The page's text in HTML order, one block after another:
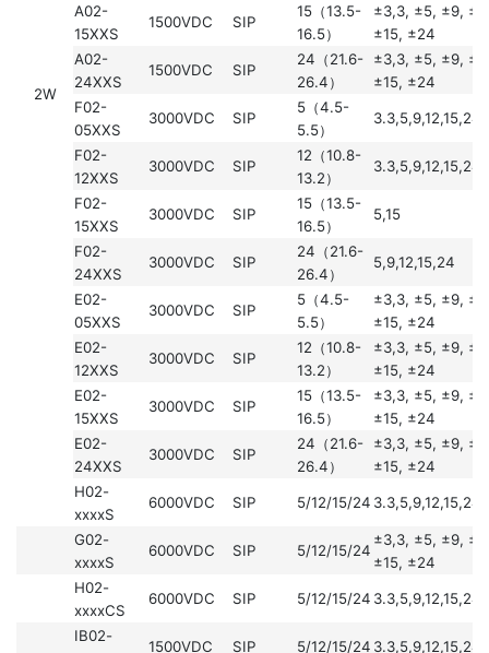
2W
A02-
15XXS
1500VDC SIP
15（13.5-
16.5）
±3,3, ±5, ±9,
±15, ±24
A02-
24XXS
1500VDC SIP
24（21.6-
26.4）
±3,3, ±5, ±9,
±15, ±24
F02-
05XXS
3000VDC SIP
5（4.5-
5.5）
3.3,5,9,12,15,24
F02-
12XXS
3000VDC SIP
12（10.8-
13.2）
3.3,5,9,12,15,24
F02-
15XXS
3000VDC SIP
15（13.5-
16.5）
5,15
F02-
24XXS
3000VDC SIP
24（21.6-
26.4）
5,9,12,15,24
E02-
05XXS
3000VDC SIP
5（4.5-
5.5）
±3,3, ±5, ±9,
±15, ±24
E02-
12XXS
3000VDC SIP
12（10.8-
13.2）
±3,3, ±5, ±9,
±15, ±24
E02-
15XXS
3000VDC SIP
15（13.5-
16.5）
±3,3, ±5, ±9,
±15, ±24
E02-
24XXS
3000VDC SIP
24（21.6-
26.4）
±3,3, ±5, ±9,
±15, ±24
H02-
xxxxS
6000VDC SIP 5/12/15/24 3.3,5,9,12,15,24
G02-
xxxxS
6000VDC SIP 5/12/15/24
±3,3, ±5, ±9,
±15, ±24
H02-
xxxxCS
6000VDC SIP 5/12/15/24 3.3,5,9,12,15,24
IB02-
1500VDC SIP 5/12/15/24 3.3,5,9,12,15,24